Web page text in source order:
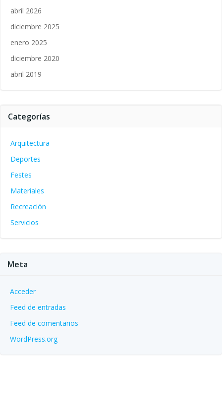
abril 2026
diciembre 2025
enero 2025
diciembre 2020
abril 2019
Categorías
Arquitectura
Deportes
Festes
Materiales
Recreación
Servicios
Meta
Acceder
Feed de entradas
Feed de comentarios
WordPress.org